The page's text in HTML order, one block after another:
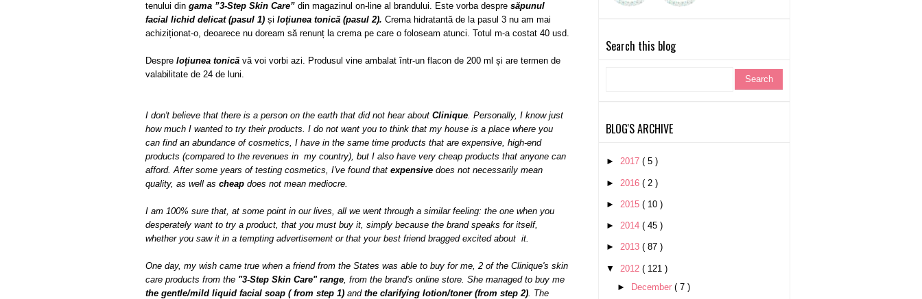
tenului din gama ”3-Step Skin Care” din magazinul on-line al brandului. Este vorba despre săpunul
facial lichid delicat (pasul 1) și loțiunea tonică (pasul 2). Crema hidratantă de la pasul 3 nu am mai
achiziționat-o, deoarece nu doream să renunț la crema pe care o foloseam atunci. Totul m-a costat 40 usd.
Despre loțiunea tonică vă voi vorbi azi. Produsul vine ambalat într-un flacon de 200 ml și are termen de
valabilitate de 24 de luni.
I don't believe that there is a person on the earth that did not hear about Clinique. Personally, I know just
howmuch I wanted to try their products. I do not want you to think that my house is a place where you
can find an abundance of cosmetics, I have in the same time products that are expensive, high-end
products (compared to the revenues in my country), but I also have very cheap products that anyone can
afford. After some years of testing cosmetics, I've found that expensive does not necessarily mean
quality, as well as cheap does not mean mediocre.
I am 100% sure that, at some point in our lives, all we went through a similar feeling: the one when you
desperately want to try a product, that you must buy it, simply because the brand speaks for itself,
whether you saw it in a tempting advertisement or that your best friendbragged excited about it.
One day, my wish came true when a friend from the States was able to buy for me, 2 of the Clinique's skin
care products from the "3-Step Skin Care" range, from the brand's online store. She managed to buy me
the gentle/mild liquid facial soap ( from step 1) and the clarifying lotion/toner (from step 2). The
Search this blog
BLOG'S ARCHIVE
► 2017 ( 5 )
► 2016 ( 2 )
► 2015 ( 10 )
► 2014 ( 45 )
► 2013 ( 87 )
▼ 2012 ( 121 )
►
December ( 7 )